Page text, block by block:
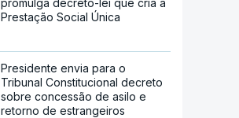
Prestação Social Única
Presidente envia para o
Tribunal Constitucional decreto
sobre concessão de asilo e
retorno de estrangeiros